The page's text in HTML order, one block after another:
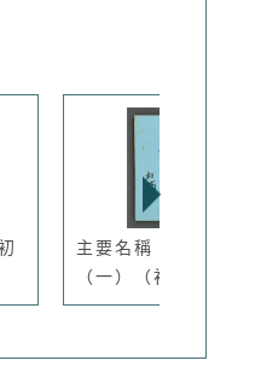
主要名稱：黃虎印
（一）（初稿）